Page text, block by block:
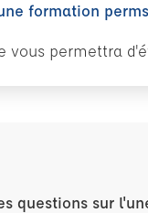
formation
permettra
questions sur